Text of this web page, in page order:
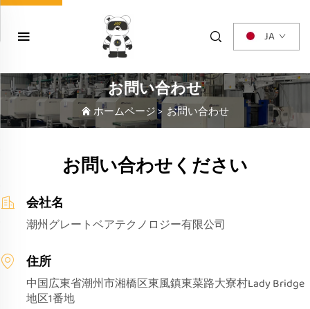
JA
お問い合わせ
ホームページ> お問い合わせ
お問い合わせください
会社名
潮州グレートベアテクノロジー有限公司
住所
中国広東省潮州市湘橋区東風鎮東菜路大寮村Lady Bridge
地区1番地